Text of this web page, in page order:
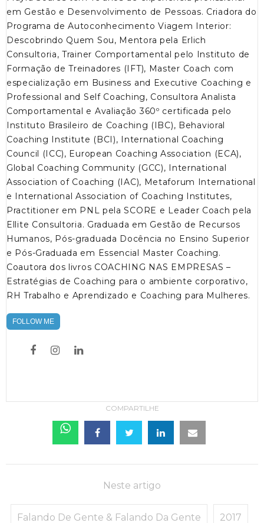
em Gestão e Desenvolvimento de Pessoas. Criadora do
Programa de Autoconhecimento Viagem Interior:
Descobrindo Quem Sou, Mentora pela Erlich
Consultoria, Trainer Comportamental pelo Instituto de
Formação de Treinadores (IFT), Master Coach com
especialização em Business and Executive Coaching e
Professional and Self Coaching, Consultora Analista
Comportamental e Avaliação 360º certificada pelo
Instituto Brasileiro de Coaching (IBC), Behavioral
Coaching Institute (BCI), International Coaching
Council (ICC), European Coaching Association (ECA),
Global Coaching Community (GCC), International
Association of Coaching (IAC), Metaforum International
e International Association of Coaching Institutes,
Practitioner em PNL pela SCORE e Leader Coach pela
Ellite Consultoria. Graduada em Gestão de Recursos
Humanos, Pós-graduada Docência no Ensino Superior
e Pós-Graduada em Essencial Master Coaching.
Coautora dos livros COACHING NAS EMPRESAS –
Estratégias de Coaching para o ambiente corporativo,
RH Trabalho e Aprendizado e Coaching para Mulheres.
FOLLOW ME
COMPARTILHE
Neste artigo
Falando De Gente & Falando Da Gente 2017